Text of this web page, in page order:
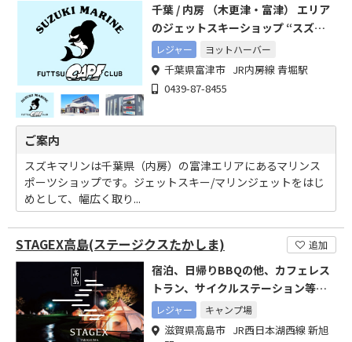
千葉 / 内房 （木更津・富津） エリア
のジェットスキーショップ “スズキ
マリン”
レジャー ヨットハーバー
千葉県富津市 JR内房線 青堀駅
0439-87-8455
ご案内
スズキマリンは千葉県（内房）の富津エリアにあるマリンス
ポーツショップです。ジェットスキー/マリンジェットをはじ
めとして、幅広く取り...
STAGEX高島(ステージクスたかしま) 追加
宿泊、日帰りBBQの他、カフェレス
トラン、サイクルステーション等あ
る総合グランピングリゾート
レジャー キャンプ場
滋賀県高島市 JR西日本湖西線 新旭